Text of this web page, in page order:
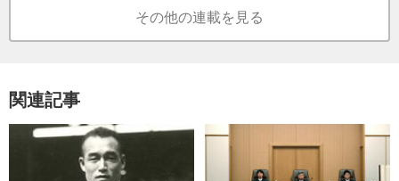
その他の連載を見る
関連記事